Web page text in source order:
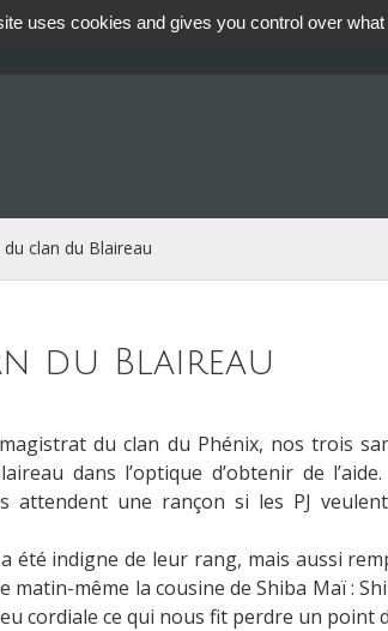
du clan du Blaireau
du Blaireau
du clan du Phénix, nos trois
dans l’optique d’obtenir de
attendent une rançon si les PJ
été indigne de leur rang, mais aussi
matin-même la cousine deShiba Maï :
cordiale ce qui nous fit perdre un point
uses cookies and gives you control over